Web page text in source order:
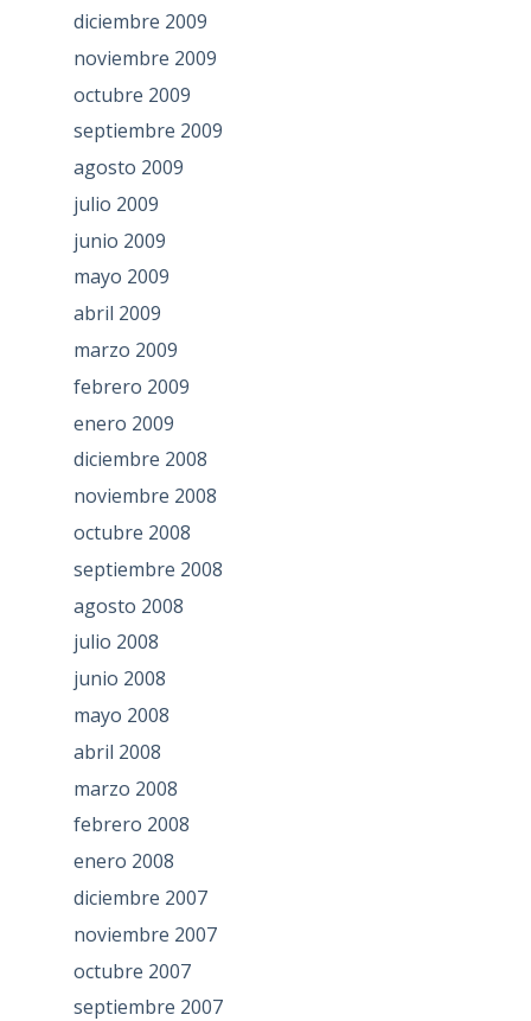
diciembre 2009
noviembre 2009
octubre 2009
septiembre 2009
agosto 2009
julio 2009
junio 2009
mayo 2009
abril 2009
marzo 2009
febrero 2009
enero 2009
diciembre 2008
noviembre 2008
octubre 2008
septiembre 2008
agosto 2008
julio 2008
junio 2008
mayo 2008
abril 2008
marzo 2008
febrero 2008
enero 2008
diciembre 2007
noviembre 2007
octubre 2007
septiembre 2007